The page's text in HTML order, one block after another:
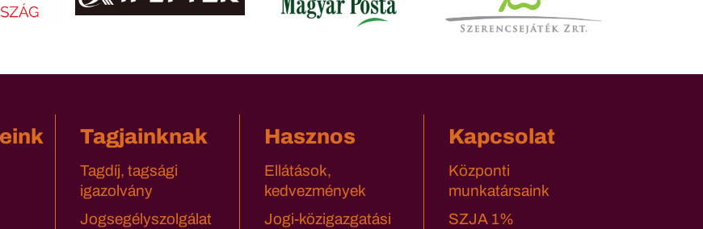
Tagjainknak
Tagdíj, tagsági
igazolvány
Jogsegélyszolgálat
Hasznos
Ellátások,
kedvezmények
Jogi-közigazgatási
Kapcsolat
Központi
munkatársaink
SZJA 1%